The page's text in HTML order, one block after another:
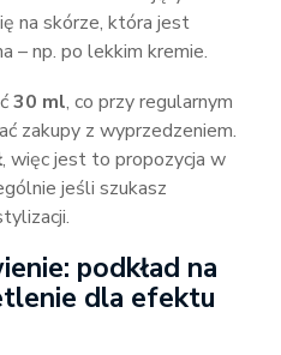
na skórze, która jest
– np. po lekkim kremie.
30 ml, co przy regularnym
zakupy z wyprzedzeniem.
, więc jest to propozycja w
jeśli szukasz
podkład na
dla efektu